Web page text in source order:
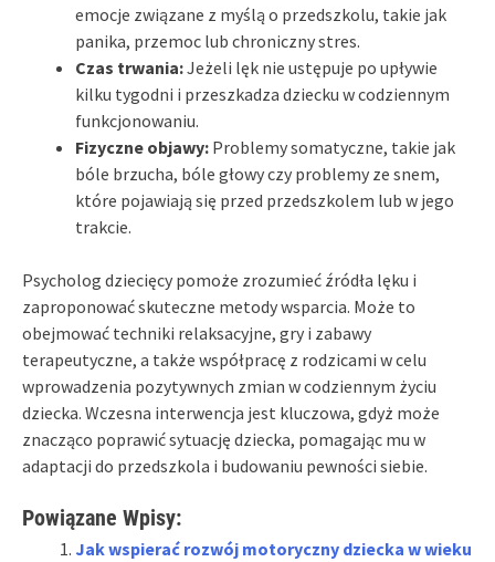
emocje związane z myślą o przedszkolu, takie jak
panika, przemoc lub chroniczny stres.
Czas trwania:Jeżeli lęk nie ustępuje po upływie
kilku tygodni i przeszkadza dziecku w codziennym
funkcjonowaniu.
Fizyczne objawy: Problemy somatyczne, takie jak
bóle brzucha, bóle głowy czy problemy ze snem,
które pojawiają się przed przedszkolem lub w jego
trakcie.
Psycholog dziecięcy pomoże zrozumieć źródła lęku i
zaproponować skuteczne metody wsparcia. Może to
obejmować techniki relaksacyjne, gry i zabawy
terapeutyczne, a także współpracę z rodzicami w celu
wprowadzenia pozytywnych zmian w codziennym życiu
dziecka. Wczesna interwencja jest kluczowa, gdyż może
znacząco poprawić sytuację dziecka, pomagając mu w
adaptacji do przedszkola i budowaniu pewności siebie.
Powiązane Wpisy:
Jak wspierać rozwój motoryczny dziecka w wieku